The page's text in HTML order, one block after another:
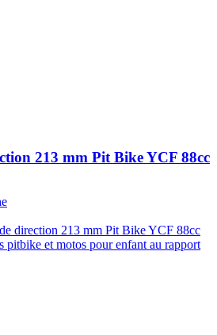
213 mm Pit Bike YCF 88cc
direction 213 mm Pit Bike YCF 88cc
pitbike et motos pour enfant au rapport